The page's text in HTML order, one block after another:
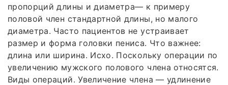
пропорций длины и диаметра— к примеру
половой член стандартной длины, но малого
диаметра. Часто пациентов не устраивает
размер и форма головки пениса. Что важнее:
длина или ширина. Исхо. Поскольку операции по
увеличению мужского полового члена относятся.
Виды операций. Увеличение члена — удлинение